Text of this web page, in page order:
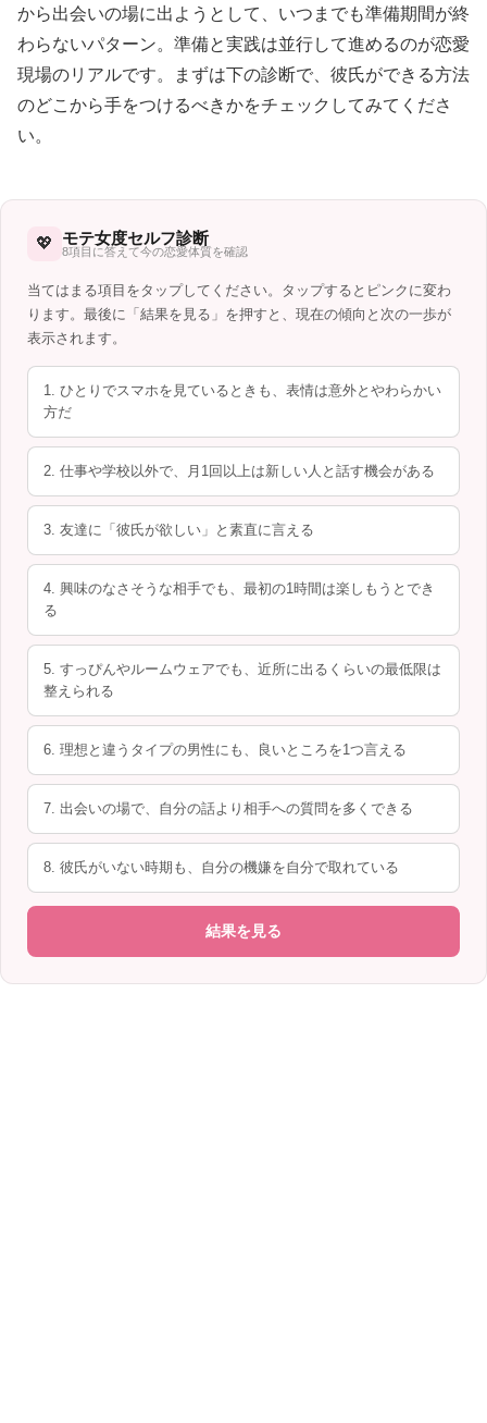
から出会いの場に出ようとして、いつまでも準備期間が終
わらないパターン。準備と実践は並行して進めるのが恋愛
現場のリアルです。まずは下の診断で、彼氏ができる方法
のどこから手をつけるべきかをチェックしてみてくださ
い。
💖 モテ女度セルフ診断
8項目に答えて今の恋愛体質を確認
当てはまる項目をタップしてください。タップするとピンクに変わ
ります。最後に「結果を見る」を押すと、現在の傾向と次の一歩が
表示されます。
1. ひとりでスマホを見ているときも、表情は意外とやわらかい
方だ
2. 仕事や学校以外で、月1回以上は新しい人と話す機会がある
3. 友達に「彼氏が欲しい」と素直に言える
4. 興味のなさそうな相手でも、最初の1時間は楽しもうとでき
る
5. すっぴんやルームウェアでも、近所に出るくらいの最低限は
整えられる
6. 理想と違うタイプの男性にも、良いところを1つ言える
7. 出会いの場で、自分の話より相手への質問を多くできる
8. 彼氏がいない時期も、自分の機嫌を自分で取れている
結果を見る